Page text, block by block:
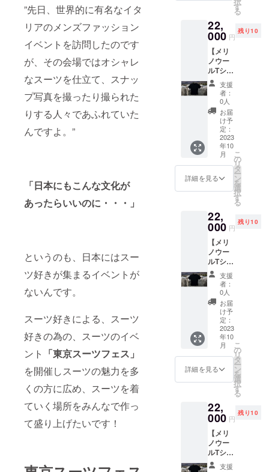
”先日、世界的に有名なイタ
リアのメンズファッション
イベントを訪問したのです
が、その会場ではオシャレ
なスーツを仕立て、スナッ
プ写真を撮ったり撮られた
りする人々であふれていた
んですよ。”
「日本にもこんな文化が
あったらいいのに・・・」
というのも、日本にはスー
ツ好きが集まるイベントが
ないんです。
スーツ好きによる、スーツ
好きの為の、スーツのイベ
ント 「東京スーツフェス」
を開催しスーツの魅力を多
くの方に広め、スーツを着
ていく場所をみんなで作っ
て盛り上げたいです！
美しさ
や立体
感が特
徴と
なって
いる。
特選4種
の生地
から好
きな生
地を選
び、
オー
ダー可
能！ 素
ルク
100%
8cm、
全長
144cm
。 ＊大
柄の方
は、全
長
150cm
のロン
グ丈も
選択可
能。 ①
レー
スクエ
着きあ
るチャ
をベー
スに、
オフホ
ワイト
とエン
ジのス
クエア
す。 ス
カーフ
の巻き
方のレ
ク
チャー
動画付
き。
色：白
素材：
シルク
100%
サイ
ズ：
88cm×
88cm
ー
田中東
一郎）
による
個人コ
ンサル
です。
このコ
ンサル
では、
補正の
入れ方
や適切
なゆと
り量な
どオー
ダー
スーツ
してお
答えし
ます。
個人コ
ンサ
ル：60
分×1回
有効期
限：初
回レッ
スンの
有効期
限2023
年11月
30日
（最終
有効期
受講日
程はプ
ロジェ
クト終
了後
メール
にて調
す
る
22,
000 円
残り10
【メリ
ノウー
ルTシャ
ツ Sサ
イズ：
黒】 洗
わない
けど
洗って
もい
い！？
メリノ
ウール
のＴ
シャツ
は超高
いつで
もサラ
サラ、
臭わな
い、寒
い時は
暖か
く、暑
い時は
涼し
い、究
極のＴ
シャツ
です。
素材は
REDA
ACTIVE
える
ニュー
ジーラ
ンドメ
リノ
ウー
ル。同
支援
者：
0人
お届
け予
定：
2023
年10
月
詳細を見る
こ
の
リ
タ
ー
ン
を
選
択
す
る
22,
000 円
残り10
【メリ
ノウー
ルTシャ
ツ Mサ
イズ：
黒】 洗
わない
けど
洗って
もい
い！？
メリノ
ウール
のＴ
シャツ
は超高
いつで
もサラ
サラ、
臭わな
い、寒
い時は
暖か
支援
者：
0人
お届
け予
定：
2023
年10
月
詳細を見る
こ
の
リ
タ
ー
ン
を
選
択
す
る
22,
000 円
残り10
【メリ
ノウー
ルTシャ
ツ Lサ
支援